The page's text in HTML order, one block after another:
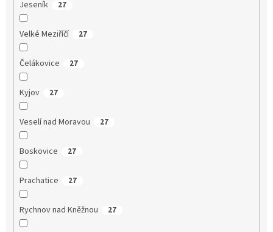
Jeseník 27
Velké Meziříčí 27
Čelákovice 27
Kyjov 27
Veselí nad Moravou 27
Boskovice 27
Prachatice 27
Rychnov nad Kněžnou 27